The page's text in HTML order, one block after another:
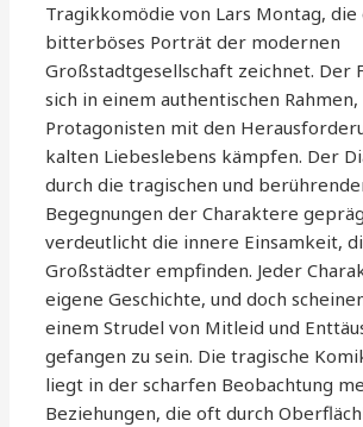
Tragikkomödie von Lars Montag, die
bitterböses Porträt der modernen
Großstadtgesellschaft zeichnet. Der
sich in einem authentischen
Protagonisten mit den
kalten Liebeslebens kämpfen. Der
durch die tragischen und
Begegnungen der Charaktere
verdeutlicht die innere Einsamkeit,
Großstädter empfinden. Jeder
eigene Geschichte, und doch
einem Strudel von Mitleid und
gefangen zu sein. Die tragische
liegt in der scharfen Beobachtung
Beziehungen, die oft durch